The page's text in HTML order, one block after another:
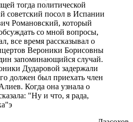
тогда политической
советский посол в Испании
Романовский, который
со мной вопросы,
все время рассказывал о
Вероники Борисовны
запоминающийся случай.
Дударовой задержали
должен был приехать член
Когда она узнала о
"Ну и что, я рада,